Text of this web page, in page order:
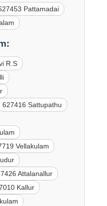
Pattamadai
R.S
627416 Sattupathu
Vellakulam
Attalanallur
Kallur